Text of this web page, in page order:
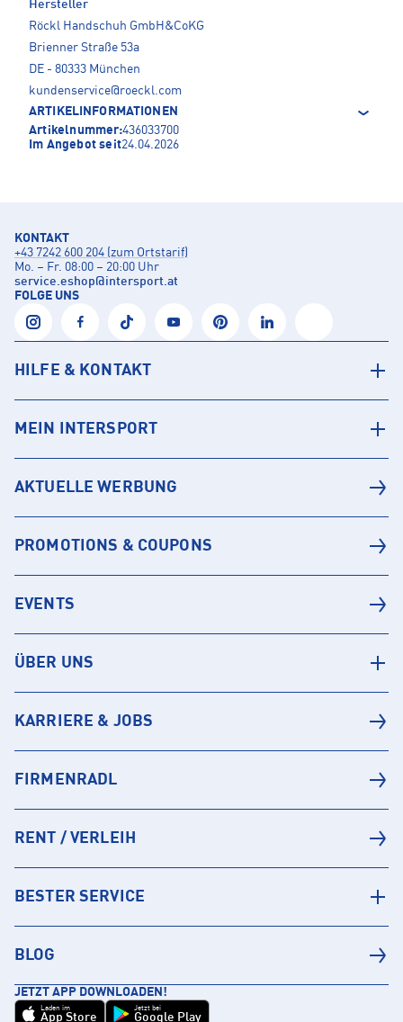
Hersteller
Röckl Handschuh GmbH&CoKG
Brienner Straße 53a
DE - 80333 München
kundenservice@roeckl.com
ARTIKELINFORMATIONEN
Artikelnummer:436033700
Im Angebot seit24.04.2026
KONTAKT
+43 7242 600 204 (zum Ortstarif)
Mo. – Fr. 08:00 – 20:00 Uhr
service.eshop@intersport.at
FOLGE UNS
HILFE & KONTAKT
MEIN INTERSPORT
AKTUELLE WERBUNG
PROMOTIONS & COUPONS
EVENTS
ÜBER UNS
KARRIERE & JOBS
FIRMENRADL
RENT / VERLEIH
BESTER SERVICE
BLOG
JETZT APP DOWNLOADEN!
Laden im
App Store
Jetzt bei
Google Play